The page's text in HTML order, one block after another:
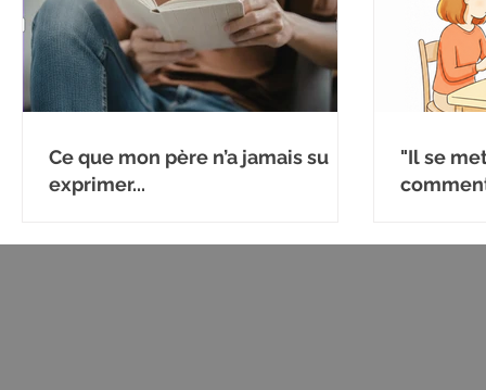
Ce que mon père n’a jamais su
exprimer...
"Il se